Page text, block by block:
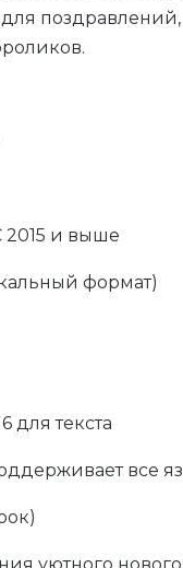
2015 и выше
формат)
для текста
все